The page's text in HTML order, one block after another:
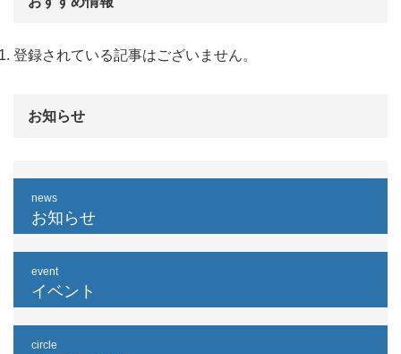
登録されている記事はございません。
お知らせ
news
お知らせ
event
イベント
circle